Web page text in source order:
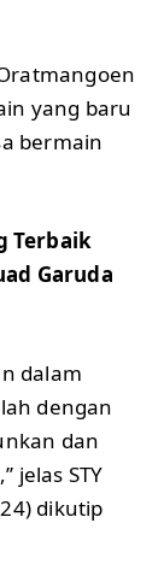
yang baru
bermain
Terbaik
Garuda
dalam
dengan
dan
jelas STY
dikutip